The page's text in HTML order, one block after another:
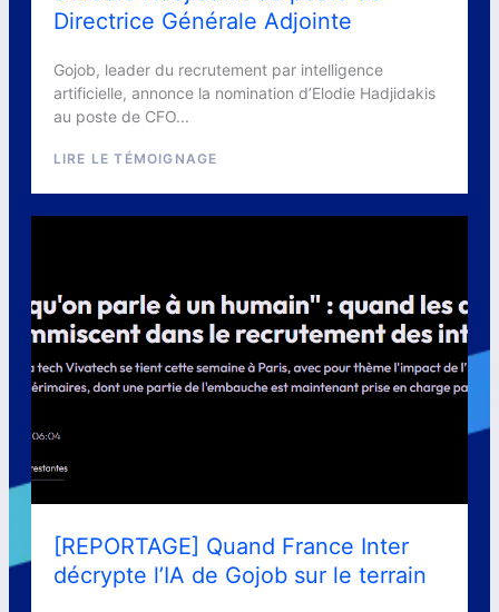
Directrice Générale Adjointe
Gojob, leader du recrutement par intelligence
artificielle, annonce la nomination d’Elodie Hadjidakis
au poste de CFO...
LIRE LE TÉMOIGNAGE
[REPORTAGE] Quand France Inter
décrypte l’IA de Gojob sur le terrain